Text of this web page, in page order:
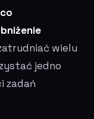
wielu
jedno
zadań